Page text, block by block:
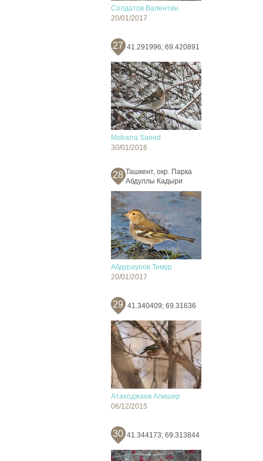
Солдатов Валентин
20/01/2017
27 41.291996; 69.420891
Mobarra Saeed
30/01/2016
28 Ташкент, окр. Парка
Абдуллы Кадыри
Абдураупов Тимур
20/01/2017
29 41.340409; 69.31636
Атаходжаев Алишер
06/12/2015
30 41.344173; 69.313844